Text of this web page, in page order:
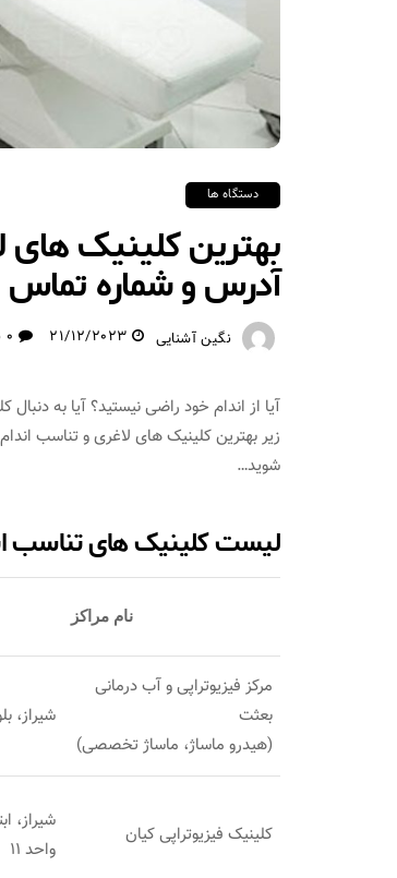
دستگاه ها
بهترین کلینیک های
آدرس و شماره تماس
نگین آشنایی 21/12/2023 0 نظر
آیا از اندام خود راضی نیستید؟ آیا به
زیر بهترین کلینیک های لاغری و تناسب
شوید…
لیست کلینیک های تناسب
نام مراکز​
مرکز فیزیوتراپی و آب درمانی
بعثت
(هیدرو ماساژ، ماساژ تخصصی)
شیراز،
کلینیک فیزیوتراپی کیان
واحد 11